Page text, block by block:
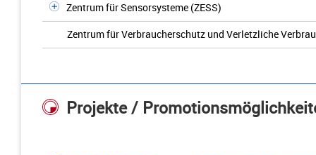
Zentrum für Sensorsysteme (ZESS)
Zentrum für Verbraucherschutz und Verletzliche
Projekte /